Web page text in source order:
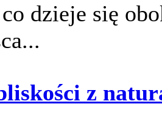
dzieje się
z